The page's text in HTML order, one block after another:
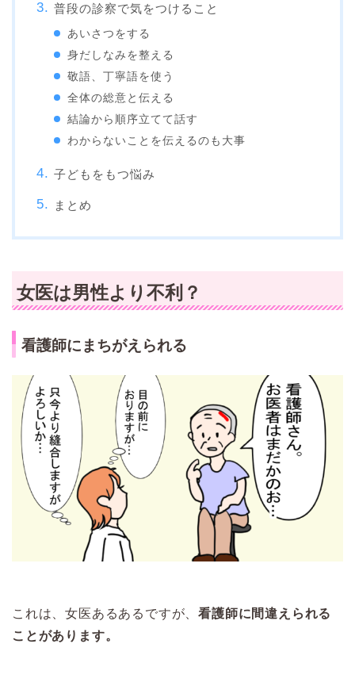
普段の診察で気をつけること
あいさつをする
身だしなみを整える
敬語、丁寧語を使う
全体の総意と伝える
結論から順序立てて話す
わからないことを伝えるのも大事
子どもをもつ悩み
まとめ
女医は男性より不利？
看護師にまちがえられる
これは、女医あるあるですが、看護師に間違えられる
ことがあります。